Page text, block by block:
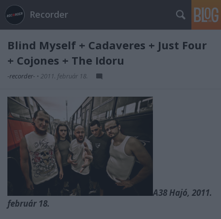
Recorder
Blind Myself + Cadaveres + Just Four
+ Cojones + The Idoru
-recorder- • 2011. február 18.
A38 Hajó, 2011.
február 18.